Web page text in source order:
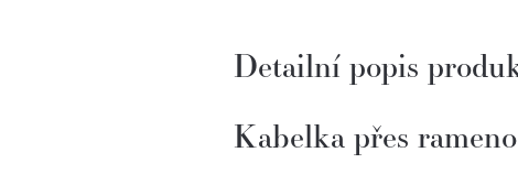
Detailní popis
Kabelka přes